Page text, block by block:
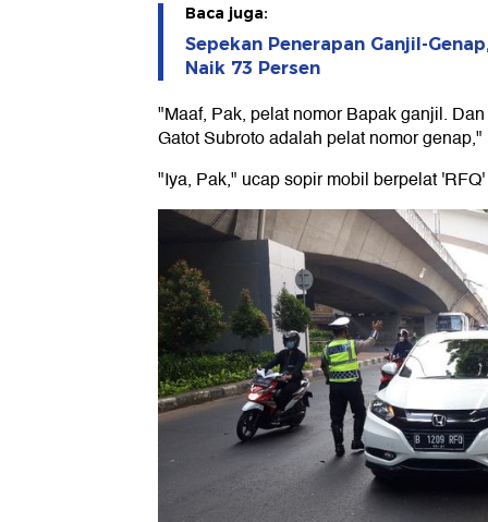
Baca juga:
Sepekan Penerapan Ganjil-
Naik 73 Persen
"Maaf, Pak, pelat nomor Bapak ganjil.
Gatot Subroto adalah pelat nomor
"Iya, Pak," ucap sopir mobil berpelat